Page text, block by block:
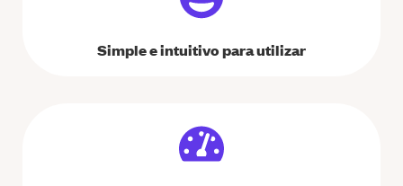
Simple e intuitivo para utilizar